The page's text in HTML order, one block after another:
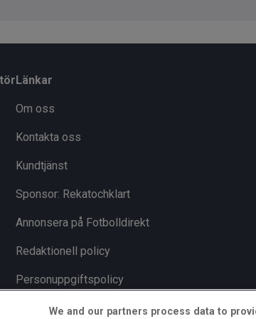
Länkar
Om oss
Kontakta oss
Kundtjänst
Sponsor: Rekatochklart
Annonsera på Fotbolldirekt
Redaktionell policy
Personuppgiftspolicy
Cookiepolicy
We and our partners process data to